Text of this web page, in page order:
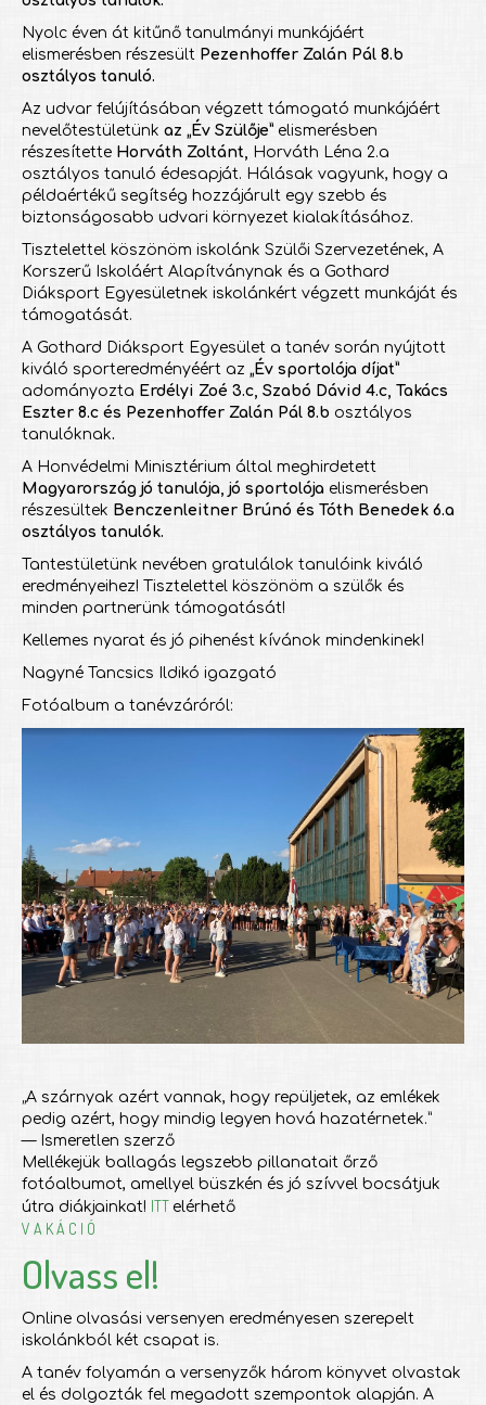
Nyolc éven át kitűnő tanulmányi munkájáért
elismerésben részesült Pezenhoffer Zalán Pál 8.b
osztályos tanuló.
Az udvar felújításában végzett támogató munkájáért
nevelőtestületünk az „Év Szülője” elismerésben
részesítette Horváth Zoltánt,
Horváth Léna 2.a
osztályos tanuló édesapját. Hálásak vagyunk, hogy a
példaértékű segítség hozzájárult egy szebb és
biztonságosabb udvari környezet kialakításához.
Tisztelettel köszönöm iskolánk Szülői Szervezetének, A
Korszerű Iskoláért Alapítványnak és a Gothard
Diáksport Egyesületnek iskolánkért végzett munkáját és
támogatását.
A Gothard Diáksport Egyesület a tanév során nyújtott
kiváló sporteredményéért az „Év sportolója díjat”
adományozta Erdélyi Zoé 3.c, Szabó Dávid 4.c, Takács
Eszter 8.c és Pezenhoffer Zalán Pál 8.b osztályos
tanulóknak.
A Honvédelmi Minisztérium által meghirdetett
Magyarország jó tanulója, jó sportolója elismerésben
részesültek Benczenleitner Brúnó és Tóth Benedek 6.a
osztályos tanulók.
Tantestületünk nevében gratulálok tanulóink kiváló
eredményeihez! Tisztelettel köszönöm a szülők és
minden partnerünk támogatását!
Kellemes nyarat és jó pihenést kívánok mindenkinek!
Nagyné Tancsics Ildikó igazgató
Fotóalbum a tanévzáróról:
„A szárnyak azért vannak, hogy repüljetek, az emlékek
pedig azért, hogy mindig legyen hová hazatérnetek.”
— Ismeretlen szerző
Mellékejük ballagás legszebb pillanatait őrző
fotóalbumot, amellyel büszkén és jó szívvel bocsátjuk
útra diákjainkat! ITT elérhető
V A K Á C I Ó
Olvass el!
Online olvasási versenyen eredményesen szerepelt
iskolánkból két csapat is.
A tanév folyamán a versenyzők három könyvet olvastak
el és dolgozták fel megadott szempontok alapján. A